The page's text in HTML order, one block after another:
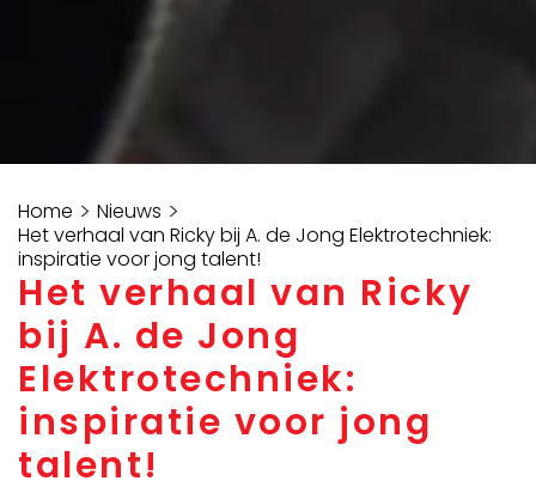
Home > Nieuws >
Het verhaal van Ricky bij A. de Jong Elektrotechniek:
inspiratie voor jong talent!
Het verhaal van Ricky
bij A. de Jong
Elektrotechniek:
inspiratie voor jong
talent!